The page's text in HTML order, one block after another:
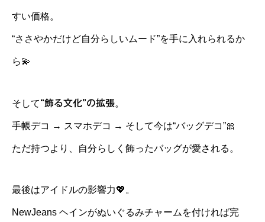
すい価格。
“ささやかだけど自分らしいムード”を手に入れられるか
ら💫
そして“飾る文化”の拡張。
手帳デコ → スマホデコ → そして今は“バッグデコ”🎀
ただ持つより、自分らしく飾ったバッグが愛される。
最後はアイドルの影響力💖。
NewJeans ヘインがぬいぐるみチャームを付ければ完